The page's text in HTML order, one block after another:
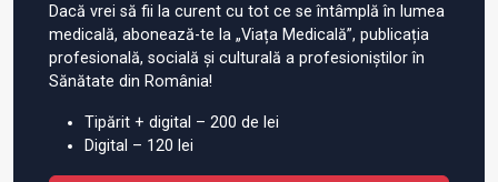
Dacă vrei să fii la curent cu tot ce se întâmplă în lumea
medicală, abonează-te la „Viața Medicală”, publicația
profesională, socială și culturală a profesioniștilor în
Sănătate din România!
Tipărit + digital – 200 de lei
Digital – 120 lei